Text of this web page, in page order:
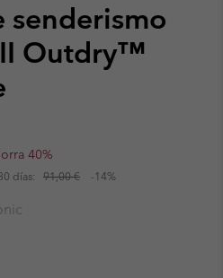
senderismo
Outdry™
40%
días: 91,00 € -14%